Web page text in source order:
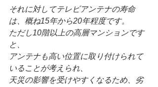
それに対してテレビアンテナの寿命
は、概ね15年から20年程度です。
ただし10階以上の高層マンションです
と、
アンテナも高い位置に取り付けられて
いることが考えられ、
天災の影響を受けやすくなるため、劣